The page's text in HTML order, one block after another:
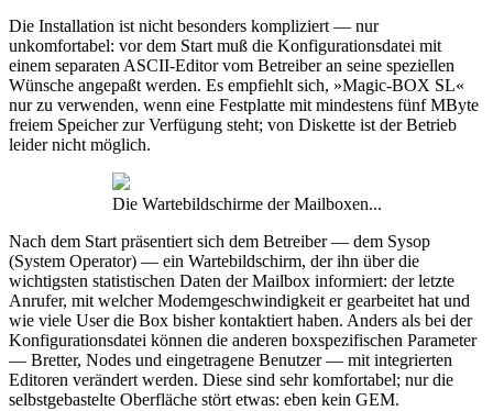
Die Installation ist nicht besonders kompliziert — nur
unkomfortabel: vor dem Start muß die Konfigurationsdatei mit
einem separaten ASCII-Editor vom Betreiber an seine speziellen
Wünsche angepaßt werden. Es empfiehlt sich, »Magic-BOX SL«
nur zu verwenden, wenn eine Festplatte mit mindestens fünf MByte
freiem Speicher zur Verfügung steht; von Diskette ist der Betrieb
leider nicht möglich.
Die Wartebildschirme der Mailboxen...
Nach dem Start präsentiert sich dem Betreiber — dem Sysop
(System Operator) — ein Wartebildschirm, der ihn über die
wichtigsten statistischen Daten der Mailbox informiert: der letzte
Anrufer, mit welcher Modemgeschwindigkeit er gearbeitet hat und
wie viele User die Box bisher kontaktiert haben. Anders als bei der
Konfigurationsdatei können die anderen boxspezifischen Parameter
— Bretter, Nodes und eingetragene Benutzer — mit integrierten
Editoren verändert werden. Diese sind sehr komfortabel; nur die
selbstgebastelte Oberfläche stört etwas: eben kein GEM.